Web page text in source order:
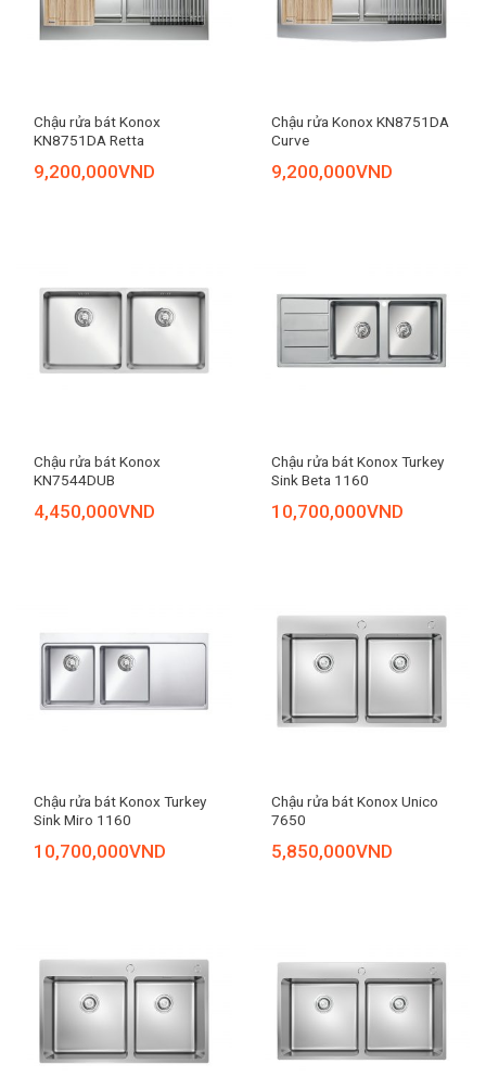
Chậu rửa bát Konox
KN8751DA Retta
9,200,000VND
Chậu rửa Konox KN8751DA
Curve
9,200,000VND
Chậu rửa bát Konox
KN7544DUB
4,450,000VND
Chậu rửa bát Konox Turkey
Sink Beta 1160
10,700,000VND
Chậu rửa bát Konox Turkey
Sink Miro 1160
10,700,000VND
Chậu rửa bát Konox Unico
7650
5,850,000VND